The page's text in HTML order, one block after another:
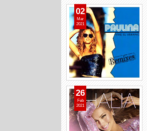
02
Mar
2021
26
Feb
2021